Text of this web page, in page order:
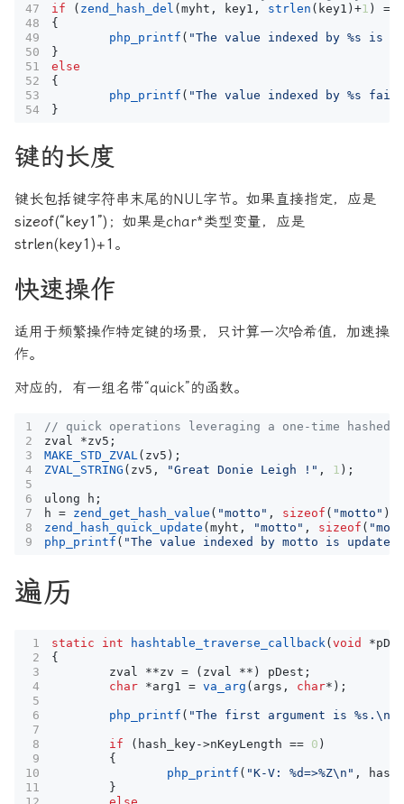
if
( zend_hash_del ( myht , key1 , strlen ( key1 ) +1 )
==
{
php_printf ( "The value indexed by %s is
}
else
{
php_printf ( "The value indexed by %s
}
键的长度
键长包括键字符串末尾的NUL字节。如果直接指定，应是
sizeof(“key1”) ；如果是char*类型变量，应是
strlen(key1)+1 。
快速操作
适用于频繁操作特定键的场景，只计算一次哈希值，加速操
作。
对应的，有一组名带“quick”的函数。
zval *zv5 ;
MAKE_STD_ZVAL ( zv5 );
ZVAL_STRING ( zv5 , "Great Donie Leigh !" , 1 );
ulong h ;
h = zend_get_hash_value ( "motto" , sizeof ( "motto" ));
zend_hash_quick_update ( myht , "motto" , sizeof (
php_printf ( "The value indexed by motto is
遍历
static int hashtable_traverse_callback ( void *
{
zval
**zv = ( zval ** ) pDest ;
char *arg1 = va_arg ( args , char* );
php_printf ( "The first argument is %s. \n
if ( hash_key->nKeyLength == 0 )
{
php_printf ( "K-V: %d=>%Z\n " ,
}